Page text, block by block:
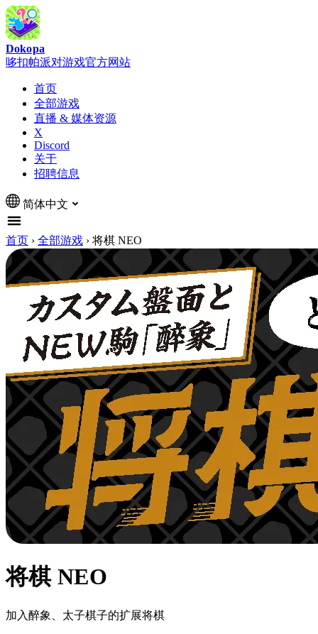
Dokopa
哆扣帕派对游戏官方网站
首页
全部游戏
直播 & 媒体资源
X
Discord
关于
招聘信息
简体中文
首页 › 全部游戏 › 将棋 NEO
将棋 NEO
加入醉象、太子棋子的扩展将棋